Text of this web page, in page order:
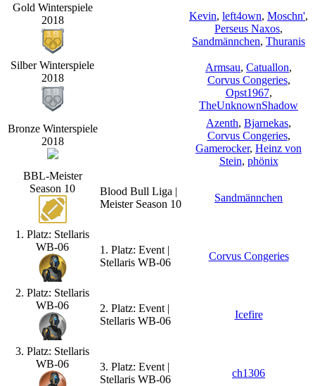
Gold Winterspiele
2018
Kevin, left4own, Moschn',
Perseus Naxos,
Sandmännchen, Thuranis
Silber Winterspiele
2018
Armsau, Catuallon,
Corvus Congeries,
Opst1967,
TheUnknownShadow
Bronze Winterspiele
2018
Azenth, Bjarnekas,
Corvus Congeries,
Gamerocker, Heinz von
Stein, phönix
BBL-Meister
Season 10
Blood Bull Liga |
Meister Season 10
Sandmännchen
1. Platz: Stellaris
WB-06
1. Platz: Event |
Stellaris WB-06
Corvus Congeries
2. Platz: Stellaris
WB-06
2. Platz: Event |
Stellaris WB-06
Icefire
3. Platz: Stellaris
WB-06
3. Platz: Event |
Stellaris WB-06
ch1306